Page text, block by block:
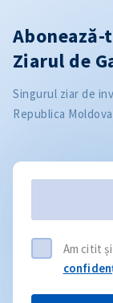
Abonează-
Ziarul de
Singurul ziar de
Republica
Am citit